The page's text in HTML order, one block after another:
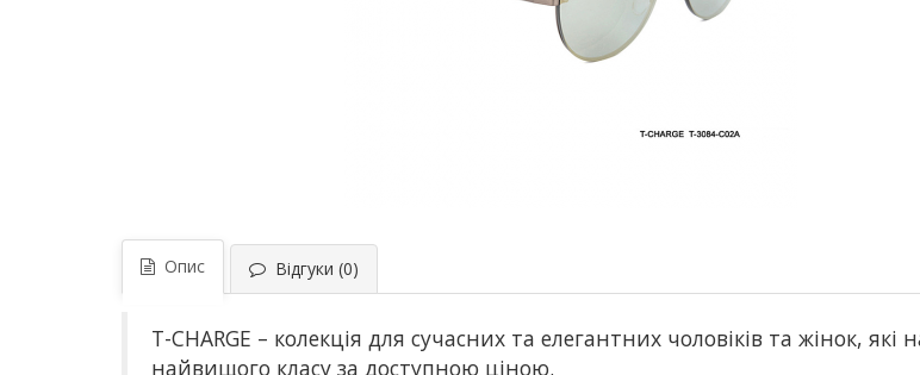
Опис Відгуки (0)
T-CHARGE – колекція для сучасних та елегантних чоловіків та жінок,
найвищого класу за доступною ціною.